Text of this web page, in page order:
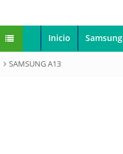
Inicio Samsung
SAMSUNG A13